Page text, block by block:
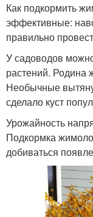
Как подкормить
эффективные:
правильно
У садоводов
растений. Родина
Необычные
сделало куст
Урожайность
Подкормка
добиваться